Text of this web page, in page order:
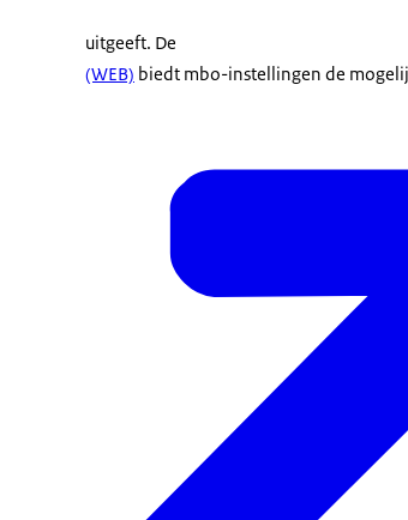
uitgeeft. De
(WEB) biedt mbo-instellingen de